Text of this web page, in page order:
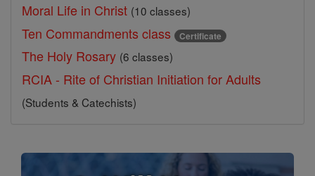
Moral Life in Christ (10 classes)
Ten Commandments class Certificate
The Holy Rosary (6 classes)
RCIA - Rite of Christian Initiation for Adults
(Students & Catechists)